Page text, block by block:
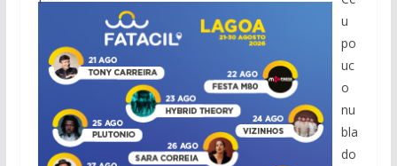
u
po
uc
o
nu
bla
do